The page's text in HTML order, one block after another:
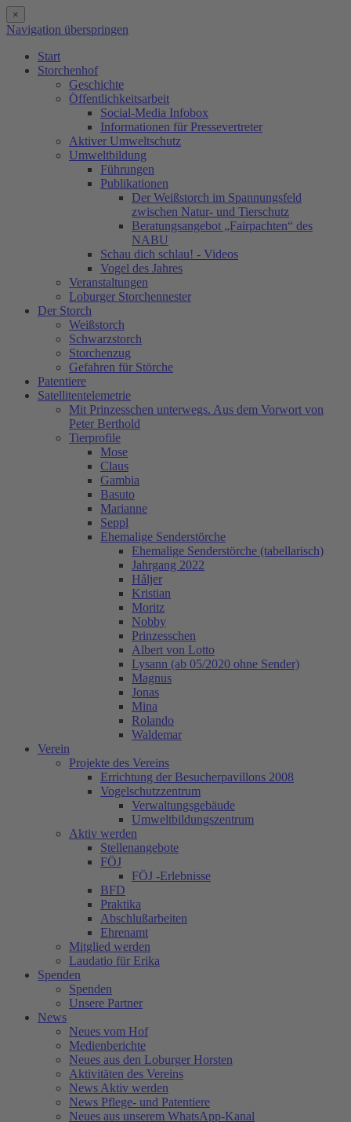
×
Navigation überspringen
Start
Storchenhof
Geschichte
Öffentlichkeitsarbeit
Social-Media Infobox
Informationen für Pressevertreter
Aktiver Umweltschutz
Umweltbildung
Führungen
Publikationen
Der Weißstorch im Spannungsfeld
zwischen Natur- und Tierschutz
Beratungsangebot „Fairpachten“ des
NABU
Schau dich schlau! - Videos
Vogel des Jahres
Veranstaltungen
Loburger Storchennester
Der Storch
Weißstorch
Schwarzstorch
Storchenzug
Gefahren für Störche
Patentiere
Satellitentelemetrie
Mit Prinzesschen unterwegs. Aus dem Vorwort von
Peter Berthold
Tierprofile
Mose
Claus
Gambia
Basuto
Marianne
Seppl
Ehemalige Senderstörche
Ehemalige Senderstörche (tabellarisch)
Jahrgang 2022
Håljer
Kristian
Moritz
Nobby
Prinzesschen
Albert von Lotto
Lysann (ab 05/2020 ohne Sender)
Magnus
Jonas
Mina
Rolando
Waldemar
Verein
Projekte des Vereins
Errichtung der Besucherpavillons 2008
Vogelschutzzentrum
Verwaltungsgebäude
Umweltbildungszentrum
Aktiv werden
Stellenangebote
FÖJ
FÖJ -Erlebnisse
BFD
Praktika
Abschlußarbeiten
Ehrenamt
Mitglied werden
Laudatio für Erika
Spenden
Spenden
Unsere Partner
News
Neues vom Hof
Medienberichte
Neues aus den Loburger Horsten
Aktivitäten des Vereins
News Aktiv werden
News Pflege- und Patentiere
Neues aus unserem WhatsApp-Kanal